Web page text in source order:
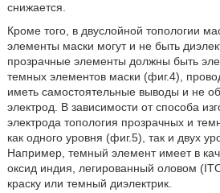
снижается.
Кроме того, в двуслойной топологии
элементы маски могут и не быть
прозрачные элементы должны быть
темных элементов маски (фиг.4),
иметь самостоятельные выводы и не
электрод. В зависимости от способа
электрода топология прозрачных и
как одного уровня (фиг.5), так и двух
Например, темный элемент имеет в
оксид индия, легированный оловом
краску или темный диэлектрик.